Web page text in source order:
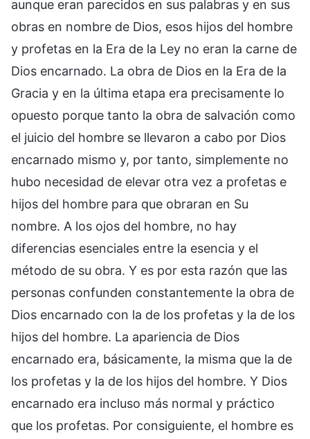
aunque eran parecidos en sus palabras y en sus
obras en nombre de Dios, esos hijos del hombre
y profetas en la Era de la Ley no eran la carne de
Dios encarnado. La obra de Dios en la Era de la
Gracia y en la última etapa era precisamente lo
opuesto porque tanto la obra de salvación como
el juicio del hombre se llevaron a cabo por Dios
encarnado mismo y, por tanto, simplemente no
hubo necesidad de elevar otra vez a profetas e
hijos del hombre para que obraran en Su
nombre. A los ojos del hombre, no hay
diferencias esenciales entre la esencia y el
método de su obra. Y es por esta razón que las
personas confunden constantemente la obra de
Dios encarnado con la de los profetas y la de los
hijos del hombre. La apariencia de Dios
encarnado era, básicamente, la misma que la de
los profetas y la de los hijos del hombre. Y Dios
encarnado era incluso más normal y práctico
que los profetas. Por consiguiente, el hombre es